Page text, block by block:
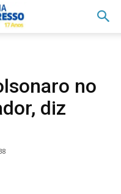
no
diz